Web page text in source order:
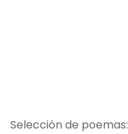
Selección de poemas: